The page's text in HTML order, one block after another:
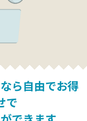
ら自由でお得
で